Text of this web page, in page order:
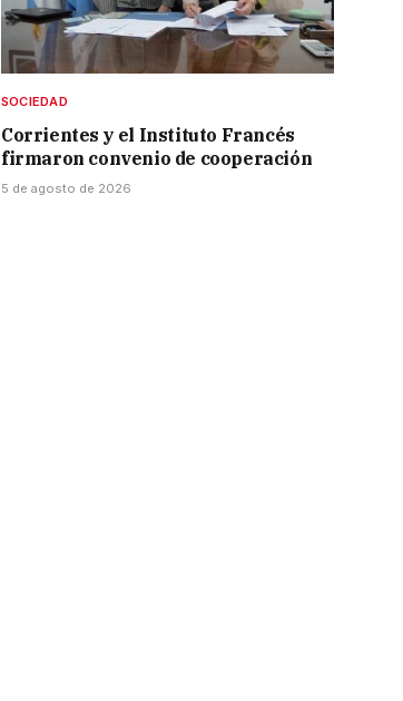
SOCIEDAD
Corrientes y el Instituto Francés
firmaron convenio de cooperación
5 de agosto de 2026